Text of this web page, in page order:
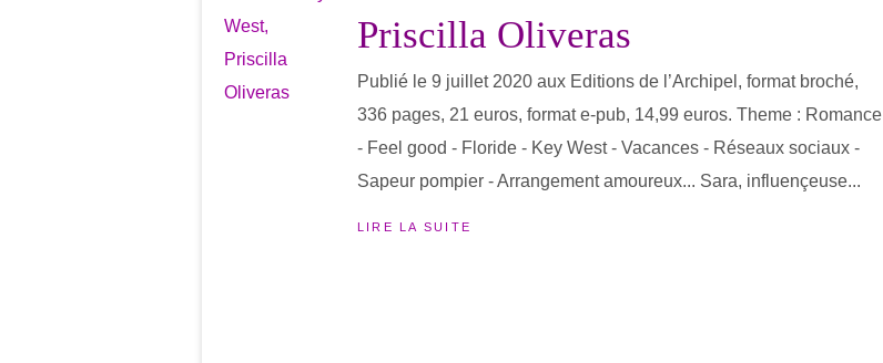
Priscilla Oliveras
Publié le 9 juillet 2020 aux Editions de l’Archipel, format broché,
336 pages, 21 euros, format e-pub, 14,99 euros. Theme : Romance
- Feel good - Floride - Key West - Vacances - Réseaux sociaux -
Sapeur pompier - Arrangement amoureux... Sara, influençeuse...
LIRE LA SUITE